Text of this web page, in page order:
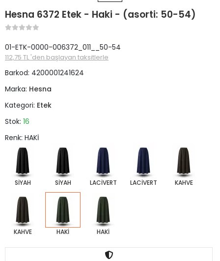
Hesna 6372 Etek - Haki - (asorti: 50-54)
01-ETK-0000-006372_011__50-54
112,75 TL 'den başlayan taksitlerle
Barkod: 4200001241624
Marka: Hesna
Kategori: Etek
Stok: 16
Renk: HAKİ
SİYAH SİYAH LACİVERT LACİVERT KAHVE
KAHVE HAKİ HAKİ